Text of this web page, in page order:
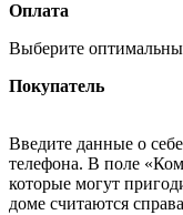
Оплата
Выберите
Покупатель
Введите данные о
телефона. В поле
которые могут
доме считаются